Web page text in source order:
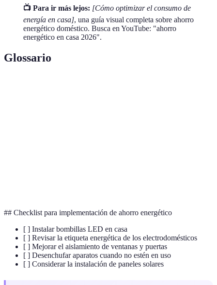
📺 Para ir más lejos: [Cómo optimizar el consumo de
energía en casa], una guía visual completa sobre ahorro
energético doméstico. Busca en YouTube: "ahorro
energético en casa 2026".
Glossario
## Checklist para implementación de ahorro energético
[ ] Instalar bombillas LED en casa
[ ] Revisar la etiqueta energética de los electrodomésticos
[ ] Mejorar el aislamiento de ventanas y puertas
[ ] Desenchufar aparatos cuando no estén en uso
[ ] Considerar la instalación de paneles solares